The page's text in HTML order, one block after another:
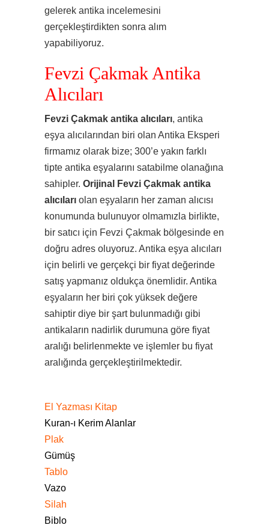
gelerek antika incelemesini
gerçekleştirdikten sonra alım
yapabiliyoruz.
Fevzi Çakmak Antika
Alıcıları
Fevzi Çakmak antika alıcıları, antika
eşya alıcılarından biri olan Antika Eksperi
firmamız olarak bize; 300’e yakın farklı
tipte antika eşyalarını satabilme olanağına
sahipler. Orijinal Fevzi Çakmak antika
alıcıları olan eşyaların her zaman alıcısı
konumunda bulunuyor olmamızla birlikte,
bir satıcı için Fevzi Çakmak bölgesinde en
doğru adres oluyoruz. Antika eşya alıcıları
için belirli ve gerçekçi bir fiyat değerinde
satış yapmanız oldukça önemlidir. Antika
eşyaların her biri çok yüksek değere
sahiptir diye bir şart bulunmadığı gibi
antikaların nadirlik durumuna göre fiyat
aralığı belirlenmekte ve işlemler bu fiyat
aralığında gerçekleştirilmektedir.
El Yazması Kitap
Kuran-ı Kerim Alanlar
Plak
Gümüş
Tablo
Vazo
Silah
Biblo